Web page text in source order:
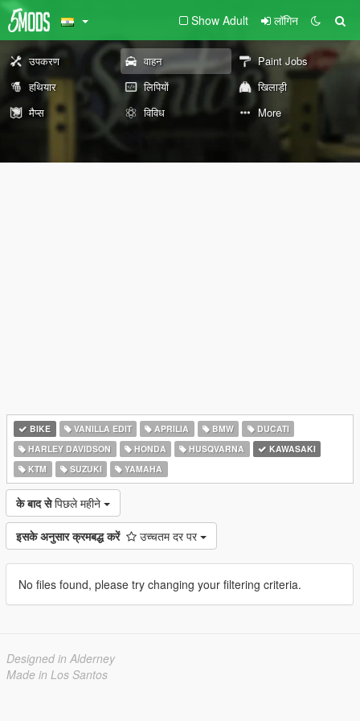
Show Adult लॉगिन
उपकरण वाहन
Paint Jobs
हथियार
लिपियों
खिलाड़ी
मैप्स
विविध More
BIKE VANILLA EDIT APRILIA BMW
DUCATI
HARLEY DAVIDSON
HONDA HUSQVARNA
KAWASAKI
KTM
SUZUKI YAMAHA
के बाद से पिछले महीने
इसके अनुसार क्रमबद्ध करें उच्चतम दर पर
No files found, please try changing your filtering criteria.
Designed in Alderney
Made in Los Santos